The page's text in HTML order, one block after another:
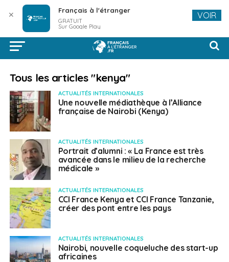
Tous les articles "kenya"
ACTUALITÉS INTERNATIONALES
Une nouvelle médiathèque à l’Alliance
française de Nairobi (Kenya)
ACTUALITÉS INTERNATIONALES
Portrait d’alumni : « La France est très
avancée dans le milieu de la recherche
médicale »
ACTUALITÉS INTERNATIONALES
CCI France Kenya et CCI France Tanzanie,
créer des pont entre les pays
ACTUALITÉS INTERNATIONALES
Nairobi, nouvelle coqueluche des start-up
africaines
✕ Français à l'étranger
GRATUIT
Sur Google Play
VOIR